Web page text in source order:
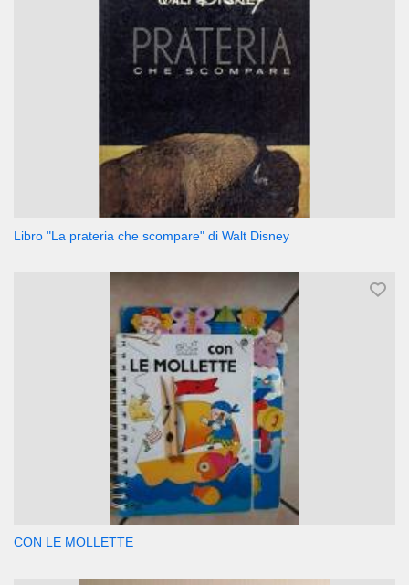
Libro "La prateria che scompare" di Walt Disney
CON LE MOLLETTE